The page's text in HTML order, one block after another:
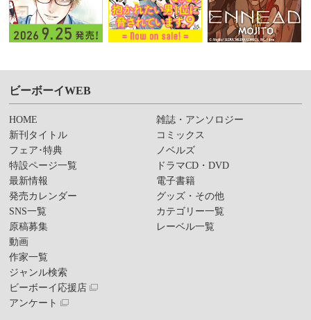
ビーボーイWEB
HOME
新刊タイトル
フェア･特典
特設ページ一覧
最新情報
発売カレンダー
SNS一覧
原稿募集
動画
作家一覧
ジャンル検索
ビーボーイ応援店
アンケート
雑誌・アンソロジー
コミックス
ノベルズ
ドラマCD・DVD
電子書籍
グッズ・その他
カテゴリー一覧
レーベル一覧